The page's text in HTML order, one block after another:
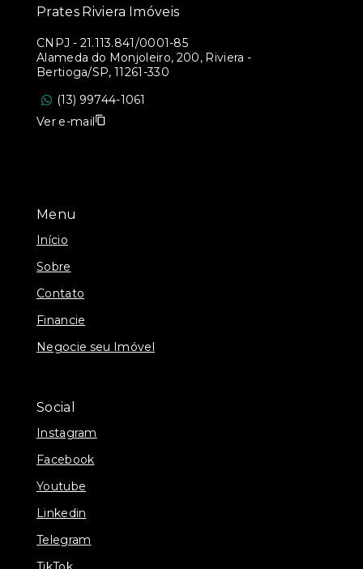
Menu
Início
Sobre
Contato
Financie
Negocie seu Imóvel
Social
Instagram
Facebook
Youtube
Linkedin
Telegram
Prates Riviera Imóveis
CNPJ - 21.113.841/0001-85
Alameda do Monjoleiro, 200, Riviera -
Bertioga/SP, 11261-330
(13) 99744-1061
Ver e-mail